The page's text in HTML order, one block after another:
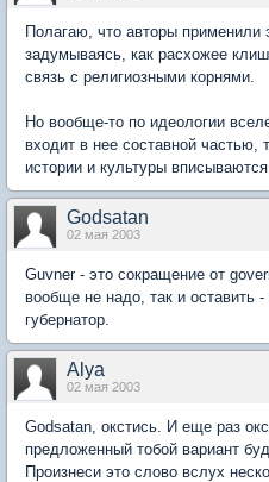
Полагаю, что авторы применили
задумываясь, как расхожее
связь с религиозными корнями.
Но вообще-то по идеологии
входит в нее составной частью,
истории и культуры
Godsatan
02 мая 2003
Guvner - это сокращение от
вообще не надо, так и оставить
губернатор.
Alya
02 мая 2003
Godsatan, окстись. И еще раз
предложенный тобой вариант
Произнеси это слово вслух